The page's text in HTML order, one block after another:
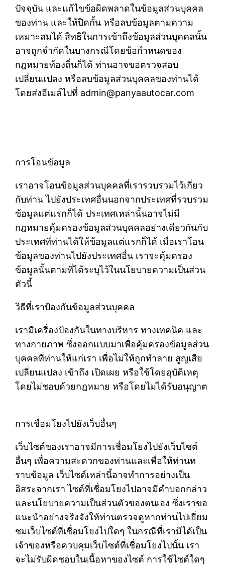
ปัจจุบัน และแก้ไขข้อผิดพลาดในข้อมูลส่วนบุคคล
ของท่าน และให้ปิดกั้น หรือลบข้อมูลตามความ
เหมาะสมได้ สิทธิในการเข้าถึงข้อมูลส่วนบุคคลนั้น
อาจถูกจำกัดในบางกรณีโดยข้อกำหนดของ
กฎหมายท้องถิ่นก็ได้ ท่านอาจขอตรวจสอบ
เปลี่ยนแปลง หรือลบข้อมูลส่วนบุคคลของท่านได้
โดยส่งอีเมล์ไปที่ admin@panyaautocar.com
การโอนข้อมูล
เราอาจโอนข้อมูลส่วนบุคคลที่เรารวบรวมไว้เกี่ยว
กับท่าน ไปยังประเทศอื่นนอกจากประเทศที่รวบรวม
ข้อมูลแต่แรกก็ได้ ประเทศเหล่านั้นอาจไม่มี
กฎหมายคุ้มครองข้อมูลส่วนบุคคลอย่างเดียวกันกับ
ประเทศที่ท่านได้ให้ข้อมูลแต่แรกก็ได้ เมื่อเราโอน
ข้อมูลของท่านไปยังประเทศอื่น เราจะคุ้มครอง
ข้อมูลนั้นตามที่ได้ระบุไว้ในนโยบายความเป็นส่วน
ตัวนี้
วิธีที่เราป้องกันข้อมูลส่วนบุคคล
เรามีเครื่องป้องกันในทางบริหาร ทางเทคนิค และ
ทางกายภาพ ซึ่งออกแบบมาเพื่อคุ้มครองข้อมูลส่วน
บุคคลที่ท่านให้แก่เรา เพื่อไม่ให้ถูกทำลาย สูญเสีย
เปลี่ยนแปลง เข้าถึง เปิดเผย หรือใช้โดยอุบัติเหตุ
โดยไม่ชอบด้วยกฎหมาย หรือโดยไม่ได้รับอนุญาต
การเชื่อมโยงไปยังเว็บอื่นๆ
เว็บไซต์ของเราอาจมีการเชื่อมโยงไปยังเว็บไซต์
อื่นๆ เพื่อความสะดวกของท่านและเพื่อให้ท่านท
ราบข้อมูล เว็บไซต์เหล่านี้อาจทำการอย่างเป็น
อิสระจากเรา ไซต์ที่เชื่อมโยงไปอาจมีคำบอกกล่าว
และนโยบายความเป็นส่วนตัวของตนเอง ซึ่งเราขอ
แนะนำอย่างจริงจังให้ท่านตรวจดูหากท่านไปเยี่ยม
ชมเว็บไซต์ที่เชื่อมโยงไปใดๆ ในกรณีที่เรามิได้เป็น
เจ้าของหรือควบคุมเว็บไซต์ที่เชื่อมโยงไปนั้น เรา
จะไม่รับผิดชอบในเนื้อหาของไซต์ การใช้ไซต์ใดๆ